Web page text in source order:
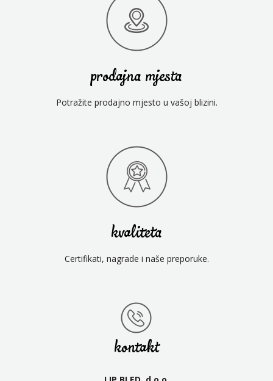
prodajna mjesta
Potražite prodajno mjesto u vašoj blizini.
kvaliteta
Certifikati, nagrade i naše preporuke.
kontakt